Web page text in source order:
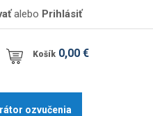
alebo Prihlásiť
Košík 0,00 €
ozvučenia